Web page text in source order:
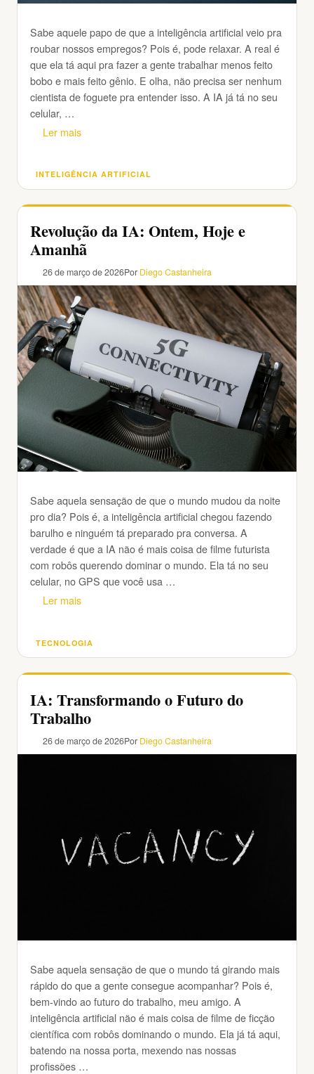
Sabe aquele papo de que a inteligência artificial veio pra
roubar nossos empregos? Pois é, pode relaxar. A real é
que ela tá aqui pra fazer a gente trabalhar menos feito
bobo e mais feito gênio. E olha, não precisa ser nenhum
cientista de foguete pra entender isso. A IA já tá no seu
celular, …
Ler mais
Categorias
INTELIGÊNCIA ARTIFICIAL
Revolução da IA: Ontem, Hoje e
Amanhã
26 de março de 2026Por Diego Castanheira
Sabe aquela sensação de que o mundo mudou da noite
pro dia? Pois é, a inteligência artificial chegou fazendo
barulho e ninguém tá preparado pra conversa. A
verdade é que a IA não é mais coisa de filme futurista
com robôs querendo dominar o mundo. Ela tá no seu
celular, no GPS que você usa …
Ler mais
Categorias
TECNOLOGIA
IA: Transformando o Futuro do
Trabalho
26 de março de 2026Por Diego Castanheira
Sabe aquela sensação de que o mundo tá girando mais
rápido do que a gente consegue acompanhar? Pois é,
bem-vindo ao futuro do trabalho, meu amigo. A
inteligência artificial não é mais coisa de filme de ficção
científica com robôs dominando o mundo. Ela já tá aqui,
batendo na nossa porta, mexendo nas nossas
profissões …